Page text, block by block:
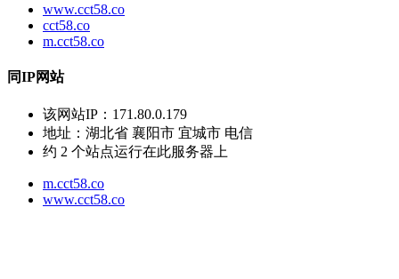
www.cct58.co
cct58.co
m.cct58.co
同IP网站
该网站IP： 171.80.0.179
地址： 湖北省 襄阳市 宜城市 电信
约 2 个站点运行在此服务器上
m.cct58.co
www.cct58.co